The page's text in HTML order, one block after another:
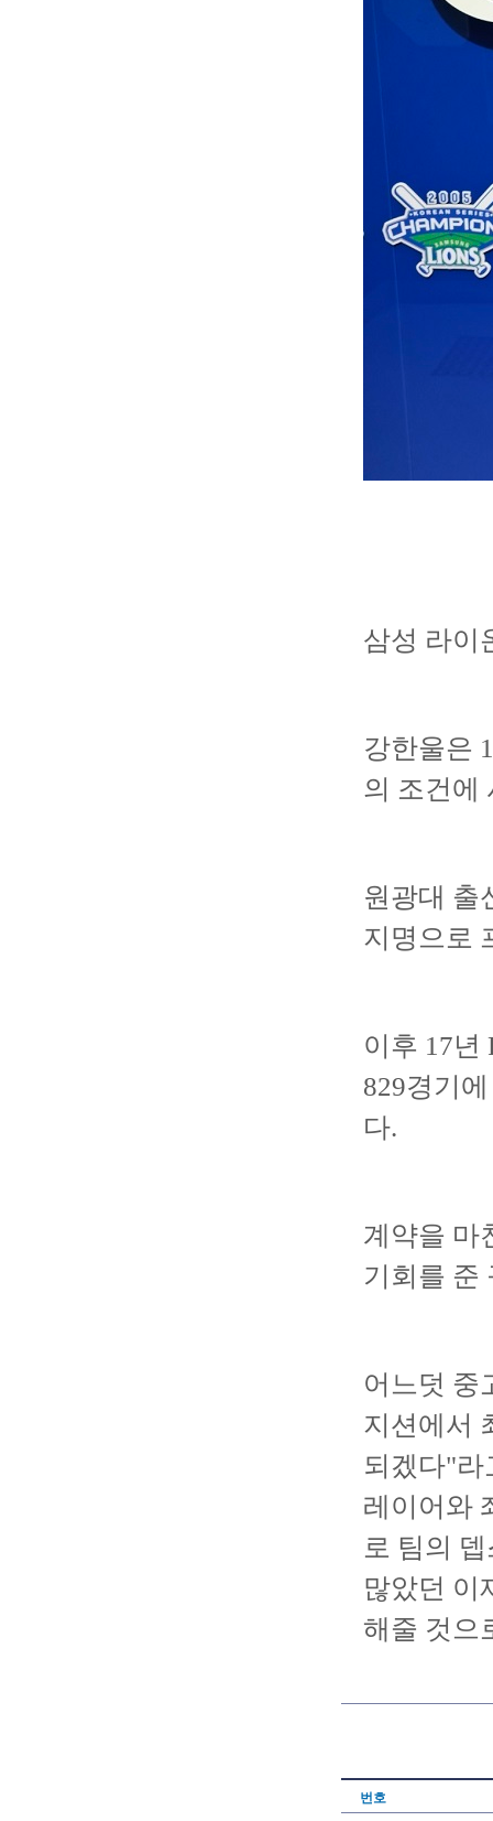
삼성 라이
강한울은
의 조건에
원광대 출
지명으로
이후 17년
829경기
다.
계약을 마
기회를 준
어느덧 중
지션에서
되겠다"라
레이어와
로 팀의
많았던 이
해줄 것으
번호